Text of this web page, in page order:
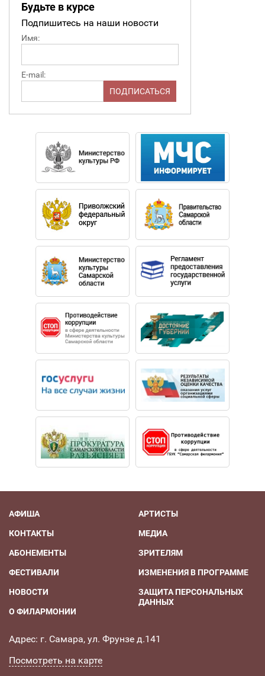
Будьте в курсе
Подпишитесь на наши новости
Имя:
E-mail:
АФИША
КОНТАКТЫ
АБОНЕМЕНТЫ
ФЕСТИВАЛИ
НОВОСТИ
О ФИЛАРМОНИИ
АРТИСТЫ
МЕДИА
ЗРИТЕЛЯМ
ИЗМЕНЕНИЯ В ПРОГРАММЕ
ЗАЩИТА ПЕРСОНАЛЬНЫХ
ДАННЫХ
Адрес: г. Самара, ул. Фрунзе д.141
Посмотреть на карте